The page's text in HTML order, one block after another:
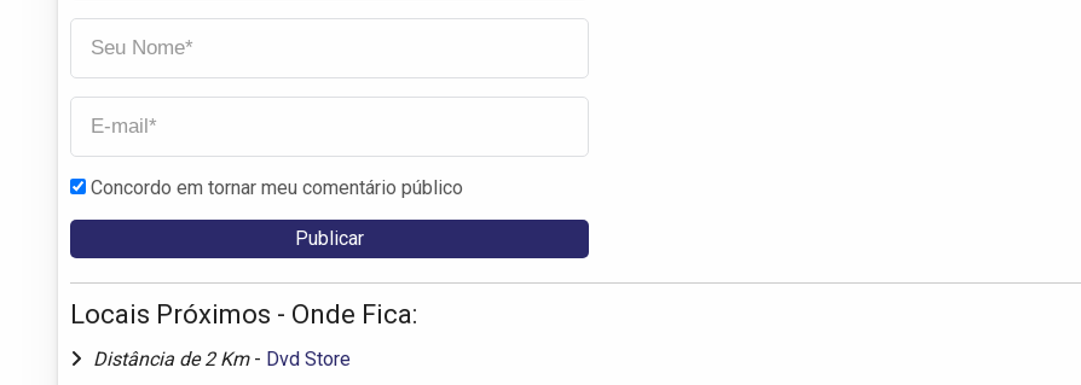
Concordo em tornar meu comentário público
Locais Próximos - Onde Fica:
Distância de 2 Km - Dvd Store